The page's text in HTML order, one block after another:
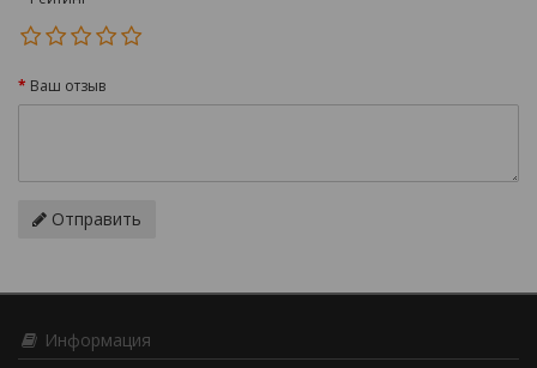
Ваш отзыв
Отправить
Информация